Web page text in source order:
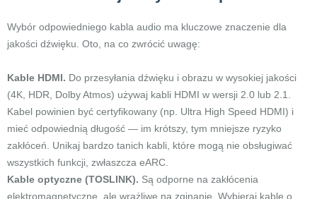
Wybór odpowiedniego kabla audio ma kluczowe znaczenie dla
jakości dźwięku. Oto, na co zwrócić uwagę:
Kable HDMI. Do przesyłania dźwięku i obrazu w wysokiej jakości
(4K, HDR, Dolby Atmos) używaj kabli HDMI w wersji 2.0 lub 2.1.
Kabel powinien być certyfikowany (np. Ultra High Speed HDMI) i
mieć odpowiednią długość — im krótszy, tym mniejsze ryzyko
zakłóceń. Unikaj bardzo tanich kabli, które mogą nie obsługiwać
wszystkich funkcji, zwłaszcza eARC.
Kable optyczne (TOSLINK). Są odporne na zakłócenia
elektromagnetyczne, ale wrażliwe na zginanie. Wybieraj kable o